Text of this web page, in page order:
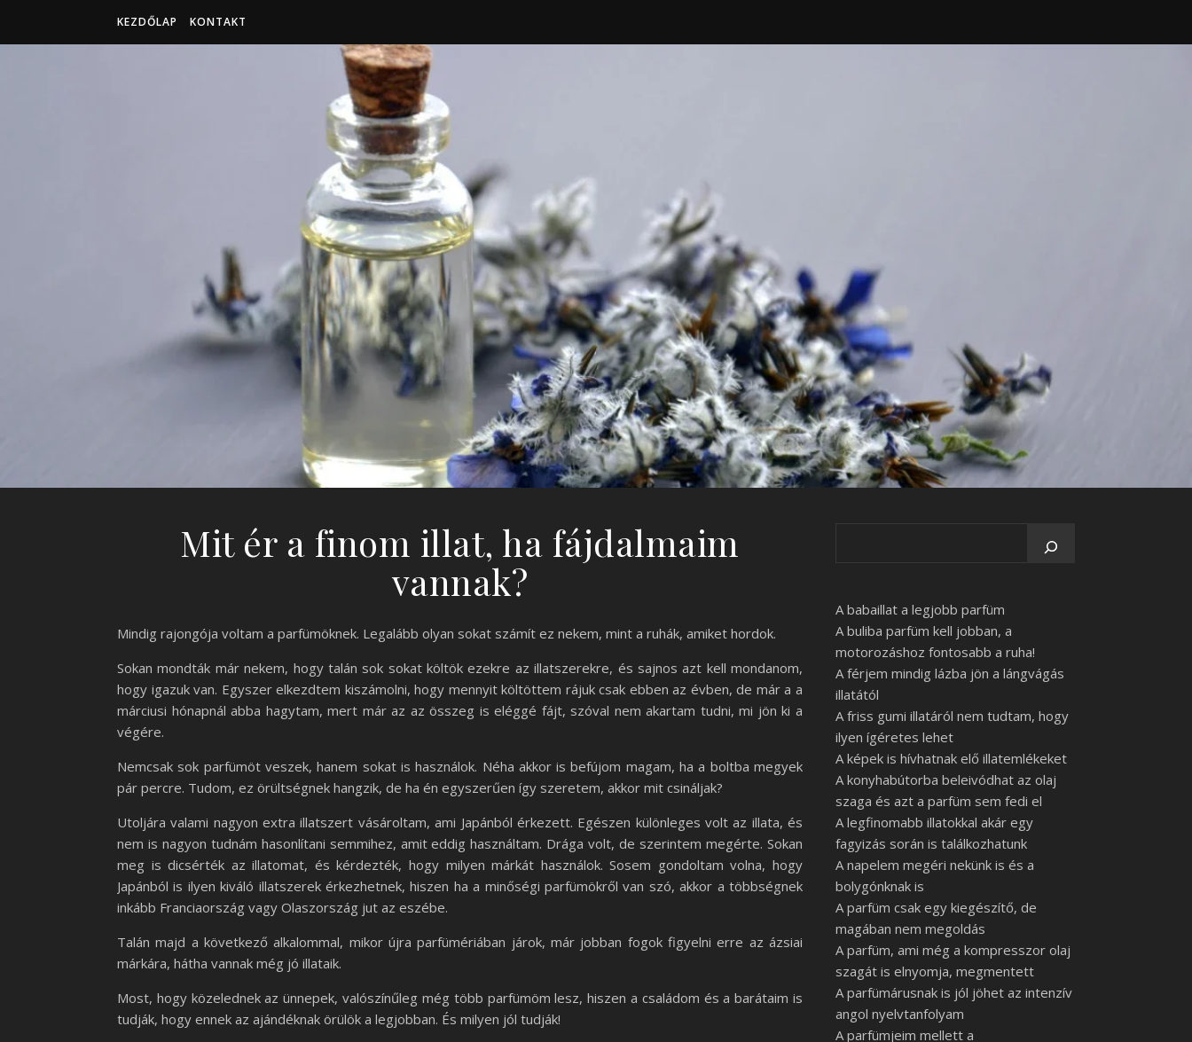
KEZDŐLAP KONTAKT
Mit ér a finom illat, ha fájdalmaim
vannak?
Mindig rajongója voltam a parfümöknek. Legalább olyan sokat számít ez nekem, mint a ruhák, amiket hordok.
Sokan mondták már nekem, hogy talán sok sokat költök ezekre az illatszerekre, és sajnos azt kell mondanom,
hogy igazuk van. Egyszer elkezdtem kiszámolni, hogy mennyit költöttem rájuk csak ebben az évben, de már a a
márciusi hónapnál abba hagytam, mert már az az összeg is eléggé fájt, szóval nem akartam tudni, mi jön ki a
végére.
Nemcsak sok parfümöt veszek, hanem sokat is használok. Néha akkor is befújom magam, ha a boltba megyek
pár percre. Tudom, ez örültségnek hangzik, de ha én egyszerűen így szeretem, akkor mit csináljak?
Utoljára valami nagyon extra illatszert vásároltam, ami Japánból érkezett. Egészen különleges volt az illata, és
nem is nagyon tudnám hasonlítani semmihez, amit eddig használtam. Drága volt, de szerintem megérte. Sokan
meg is dicsérték az illatomat, és kérdezték, hogy milyen márkát használok. Sosem gondoltam volna, hogy
Japánból is ilyen kiváló illatszerek érkezhetnek, hiszen ha a minőségi parfümökről van szó, akkor a többségnek
inkább Franciaország vagy Olaszország jut az eszébe.
Talán majd a következő alkalommal, mikor újra parfümériában járok, már jobban fogok figyelni erre az ázsiai
márkára, hátha vannak még jó illataik.
Most, hogy közelednek az ünnepek, valószínűleg még több parfümöm lesz, hiszen a családom és a barátaim is
tudják, hogy ennek az ajándéknak örülök a legjobban. És milyen jól tudják!
A babaillat a legjobb parfüm
A buliba parfüm kell jobban, a
motorozáshoz fontosabb a ruha!
A férjem mindig lázba jön a lángvágás
illatától
A friss gumi illatáról nem tudtam, hogy
ilyen ígéretes lehet
A képek is hívhatnak elő illatemlékeket
A konyhabútorba beleivódhat az olaj
szaga és azt a parfüm sem fedi el
A legfinomabb illatokkal akár egy
fagyizás során is találkozhatunk
A napelem megéri nekünk is és a
bolygónknak is
A parfüm csak egy kiegészítő, de
magában nem megoldás
A parfüm, ami még a kompresszor olaj
szagát is elnyomja, megmentett
A parfümárusnak is jól jöhet az intenzív
angol nyelvtanfolyam
A parfümjeim mellett a